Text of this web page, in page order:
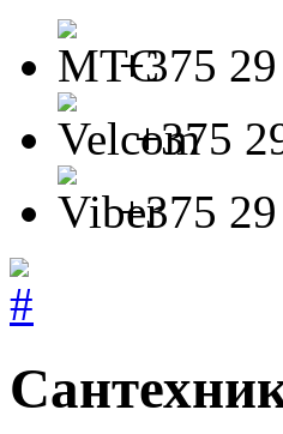
+375 29
+375
+375 29